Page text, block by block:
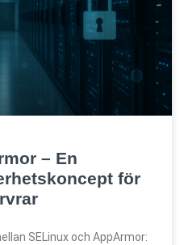
– En
för
SELinux och AppArmor: